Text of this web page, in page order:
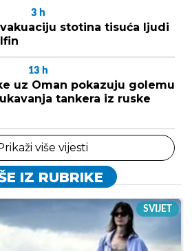
3 h
stotina tisuća ljudi
13 h
uz Oman pokazuju golemu
tankera iz ruske
više vijesti
IZ RUBRIKE
SVIJET